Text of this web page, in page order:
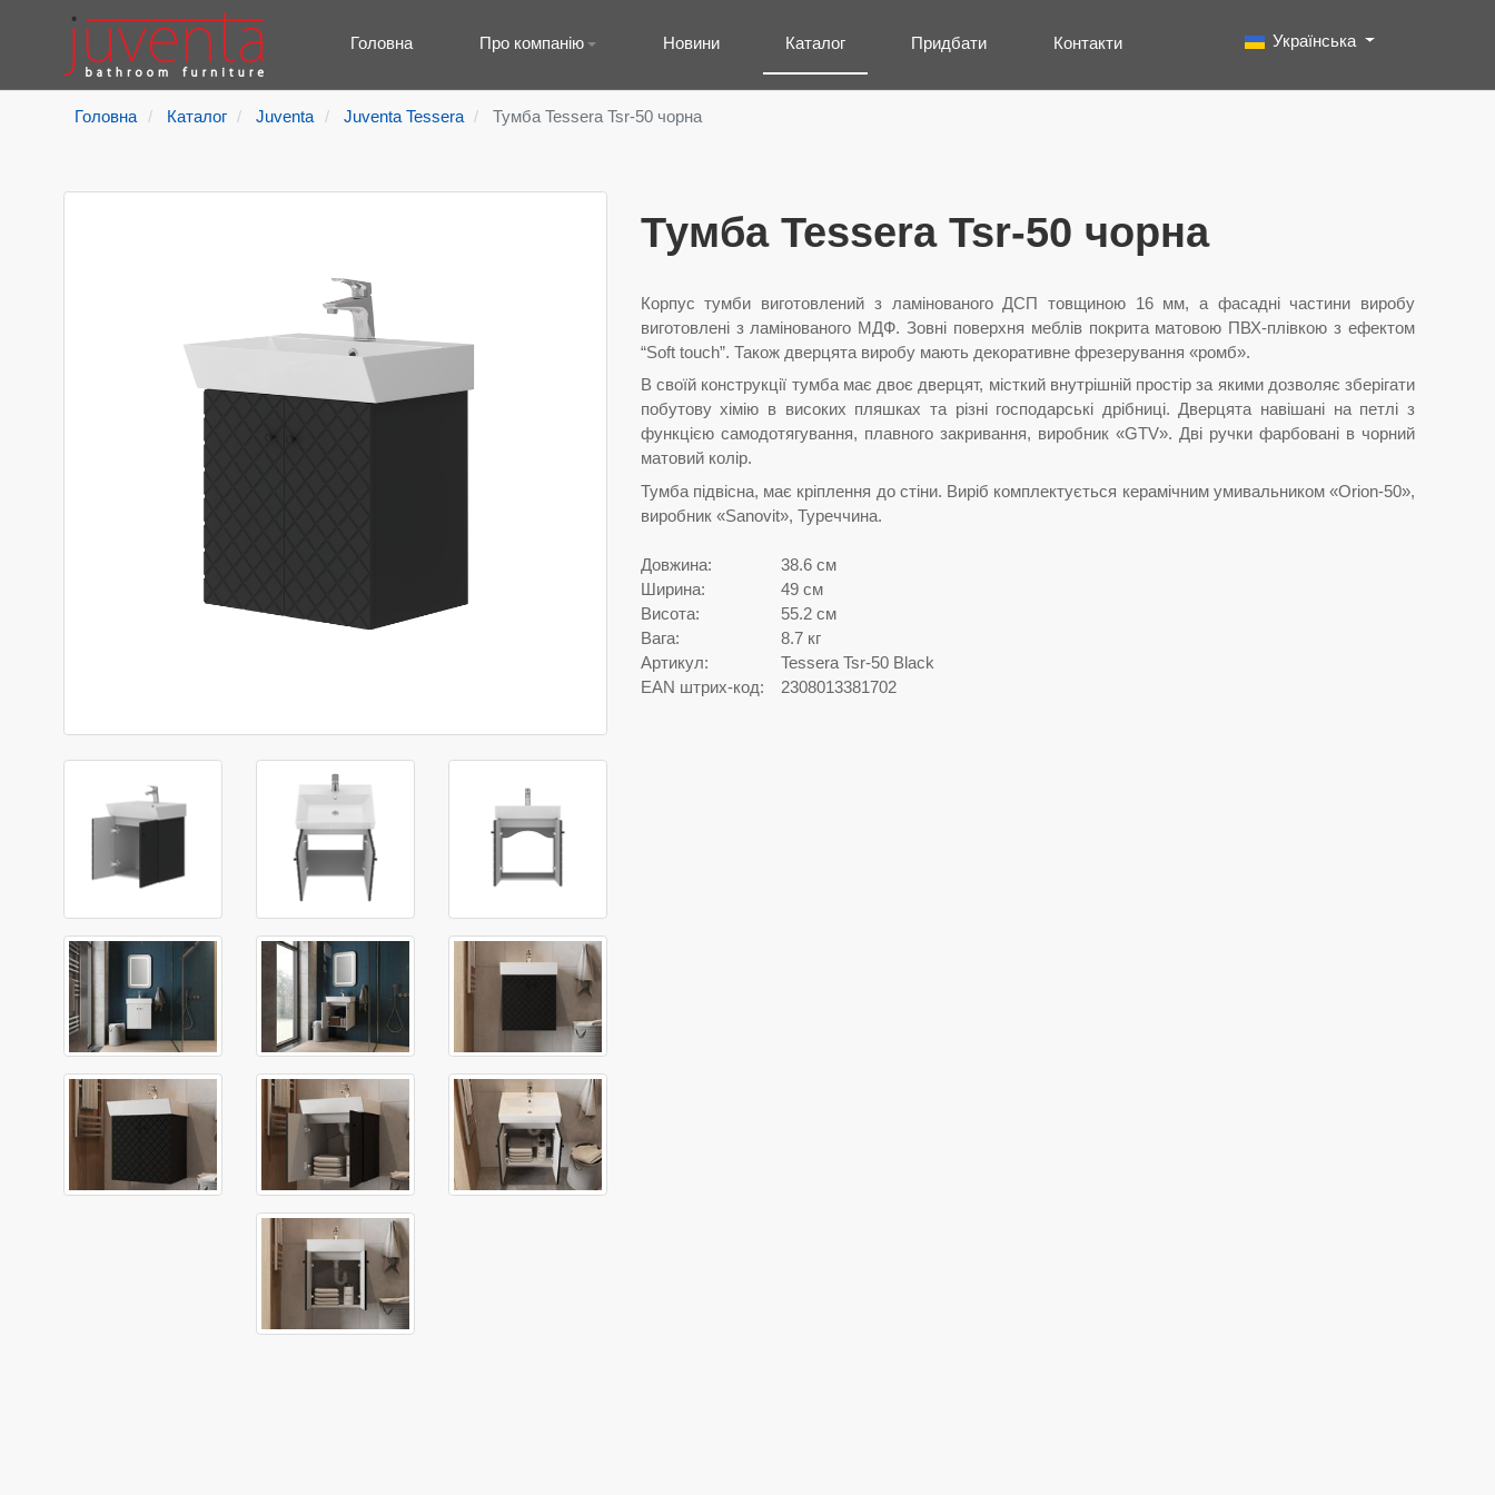
Головна Про компанію Новини Каталог Придбати Контакти
Пошук
Type 2 or more characters for results.
Виберіть свою мову
Українська
Головна Каталог Juventa Juventa Tessera Тумба Tessera Tsr-50 чорна
Тумба Tessera Tsr-50 чорна
Корпус тумби виготовлений з ламінованого ДСП товщиною 16 мм, а фасадні частини виробу
виготовлені з ламінованого МДФ. Зовні поверхня меблів покрита матовою ПВХ-плівкою з ефектом
“Soft touch”. Також дверцята виробу мають декоративне фрезерування «ромб».
В своїй конструкції тумба має двоє дверцят, місткий внутрішній простір за якими дозволяє зберігати
побутову хімію в високих пляшках та різні господарські дрібниці. Дверцята навішані на петлі з
функцією самодотягування, плавного закривання, виробник «GTV». Дві ручки фарбовані в чорний
матовий колір.
Тумба підвісна, має кріплення до стіни. Виріб комплектується керамічним умивальником «Orion-50»,
виробник «Sanovit», Туреччина.
Довжина:
38.6 см
Ширина:
49 см
Висота:
55.2 см
Вага:
8.7 кг
Артикул:
Tessera Tsr-50 Black
EAN штрих-код:
2308013381702